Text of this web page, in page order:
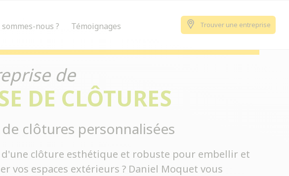
nous ? Témoignages Trouver une entreprise
de
DE CLÔTURES
de clôtures personnalisées
d'une clôture esthétique et robuste pour embellir et
vos espaces extérieurs ? Daniel Moquet vous